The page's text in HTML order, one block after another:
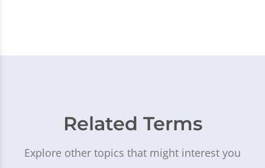
Related Terms
Explore other topics that might interest you